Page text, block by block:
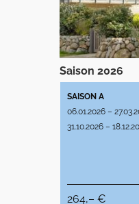
Saison 2026
SAISON A
06.01.2026 –
31.10.2026 –
264,– €